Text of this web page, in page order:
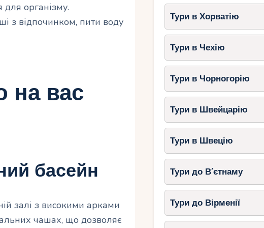
організму.
з відпочинком, пити воду
на вас
басейн
залі з високими арками
чашах, що дозволяє
Тури в Хорватію
Тури в Чехію
Тури в Чорногорію
Тури в Швейцарію
Тури в Швецію
Тури до В’єтнаму
Тури до Вірменії